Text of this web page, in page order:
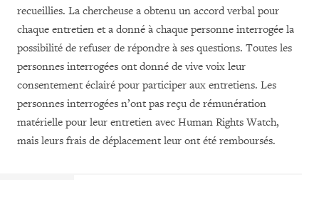
recueillies. La chercheuse a obtenu un accord verbal pour
chaque entretien et a donné à chaque personne interrogée la
possibilité de refuser de répondre à ses questions. Toutes les
personnes interrogées ont donné de vive voix leur
consentement éclairé pour participer aux entretiens. Les
personnes interrogées n’ont pas reçu de rémunération
matérielle pour leur entretien avec Human Rights Watch,
mais leurs frais de déplacement leur ont été remboursés.